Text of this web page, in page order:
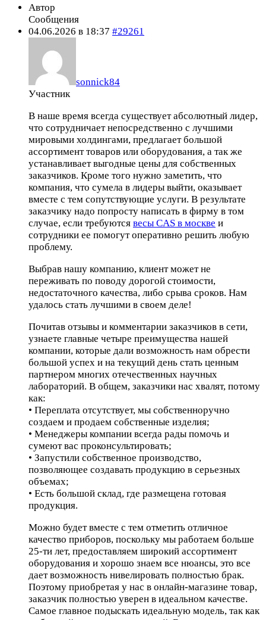
Автор
Сообщения
04.06.2026 в 18:37 #29261
sonnick84
Участник
В наше время всегда существует абсолютный лидер,
что сотрудничает непосредственно с лучшими
мировыми холдингами, предлагает большой
ассортимент товаров или оборудования, а так же
устанавливает выгодные цены для собственных
заказчиков. Кроме того нужно заметить, что
компания, что сумела в лидеры выйти, оказывает
вместе с тем сопутствующие услуги. В результате
заказчику надо попросту написать в фирму в том
случае, если требуются весы CAS в москве и
сотрудники ее помогут оперативно решить любую
проблему.
Выбрав нашу компанию, клиент может не
переживать по поводу дорогой стоимости,
недостаточного качества, либо срыва сроков. Нам
удалось стать лучшими в своем деле!
Почитав отзывы и комментарии заказчиков в сети,
узнаете главные четыре преимущества нашей
компании, которые дали возможность нам обрести
большой успех и на текущий день стать ценным
партнером многих отечественных научных
лабораторий. В общем, заказчики нас хвалят, потому
как:
• Переплата отсутствует, мы собственноручно
создаем и продаем собственные изделия;
• Менеджеры компании всегда рады помочь и
сумеют вас проконсультировать;
• Запустили собственное производство,
позволяющее создавать продукцию в серьезных
объемах;
• Есть большой склад, где размещена готовая
продукция.
Можно будет вместе с тем отметить отличное
качество приборов, поскольку мы работаем больше
25-ти лет, предоставляем широкий ассортимент
оборудования и хорошо знаем все нюансы, это все
дает возможность нивелировать полностью брак.
Поэтому приобретая у нас в онлайн-магазине товар,
заказчик полностью уверен в идеальном качестве.
Самое главное подыскать идеальную модель, так как